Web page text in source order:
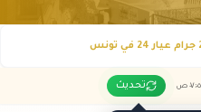
٠٧:٠٥ ص تحديث